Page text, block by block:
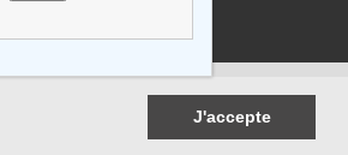
J'accepte